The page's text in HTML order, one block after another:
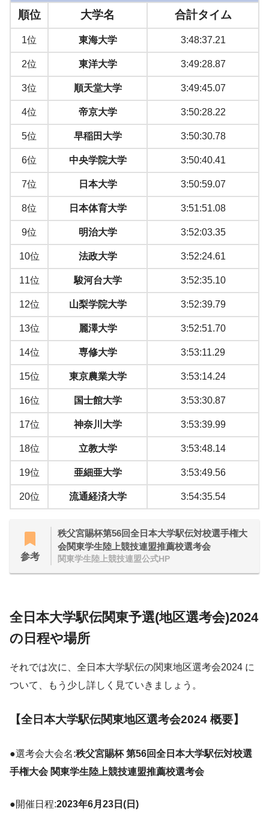
順位 大学名 合計タイム
1位 東海大学 3:48:37.21
2位 東洋大学 3:49:28.87
3位 順天堂大学 3:49:45.07
4位 帝京大学 3:50:28.22
5位 早稲田大学 3:50:30.78
6位 中央学院大学 3:50:40.41
7位 日本大学 3:50:59.07
8位 日本体育大学 3:51:51.08
9位 明治大学 3:52:03.35
10位 法政大学 3:52:24.61
11位 駿河台大学 3:52:35.10
12位 山梨学院大学 3:52:39.79
13位 麗澤大学 3:52:51.70
14位 専修大学 3:53:11.29
15位 東京農業大学 3:53:14.24
16位 国士館大学 3:53:30.87
17位 神奈川大学 3:53:39.99
18位 立教大学 3:53:48.14
19位 亜細亜大学 3:53:49.56
20位 流通経済大学 3:54:35.54
参考
秩父宮賜杯第56回全日本大学駅伝対校選手権大
会関東学生陸上競技連盟推薦校選考会
関東学生陸上競技連盟公式HP
全日本大学駅伝関東予選(地区選考会)2024
の日程や場所
それでは次に、全日本大学駅伝の関東地区選考会2024 に
ついて、もう少し詳しく見ていきましょう。
【全日本大学駅伝関東地区選考会2024 概要】
●選考会大会名:秩父宮賜杯 第56回全日本大学駅伝対校選
手権大会 関東学生陸上競技連盟推薦校選考会
●開催日程:2023年6月23日(日)